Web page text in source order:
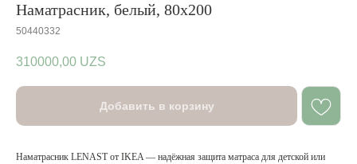
Наматрасник, белый, 80х200
50440332
310000,00 UZS
Добавить в корзину
Наматрасник LENAST от IKEA — надёжная защита матраса для детской или